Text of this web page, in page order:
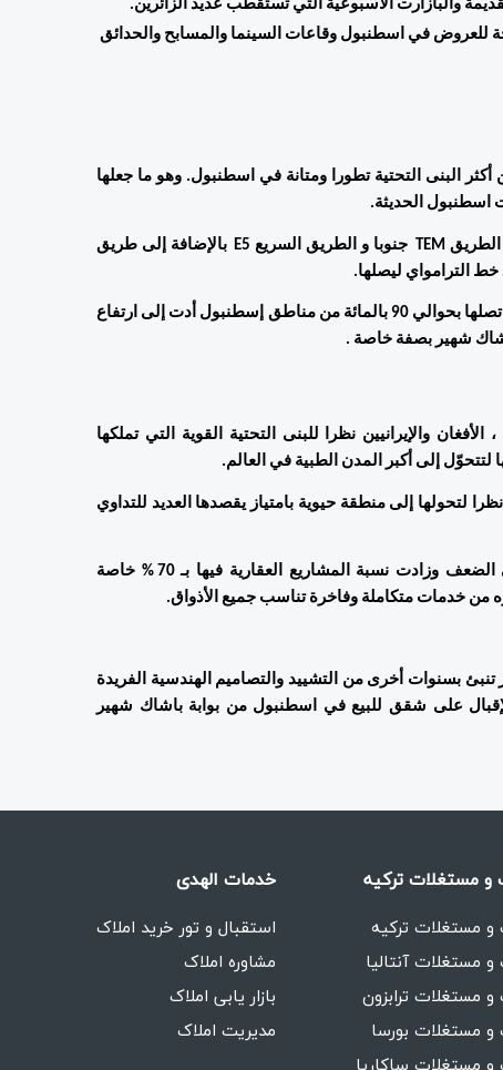
اسطنبول الحديثة.
الترامواي ليصلها.
شهير بصفة خاصة .
إلى أكبر المدن الطبية في العالم.
من خدمات متكاملة وفاخرة تناسب جميع الأذواق.
و مستغلات ترکیه
و مستغلات ترکیه
و مستغلات آنتالیا
و مستغلات ترابزون
و مستغلات بورسا
خدمات الهدی
استقبال و تور خرید املاک
مشاوره املاک
بازار یابی املاک
مدیریت املاک